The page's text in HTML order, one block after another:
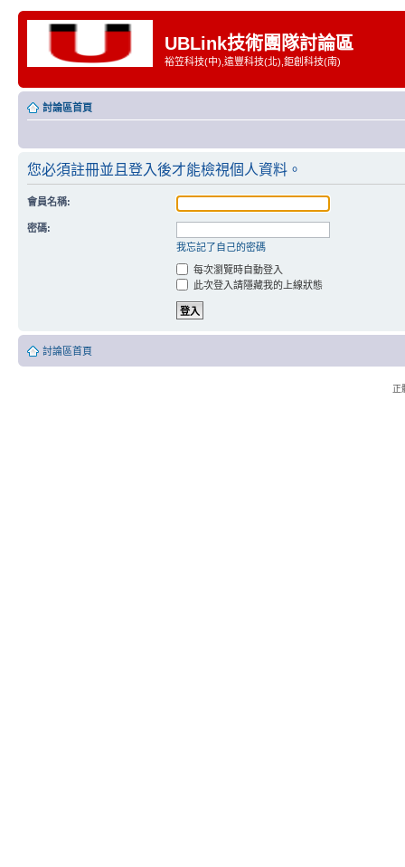
UBLink技術團隊討論區
裕笠科技(中),遠豐科技(北),鉅創科技(南)
討論區首頁
您必須註冊並且登入後才能檢視個人資料。
會員名稱:
密碼:
我忘記了自己的密碼
每次瀏覽時自動登入
此次登入請隱藏我的上線狀態
討論區首頁
正